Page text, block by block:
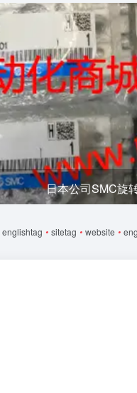
日本公司SMC旋
englishtag • sitetag • website •